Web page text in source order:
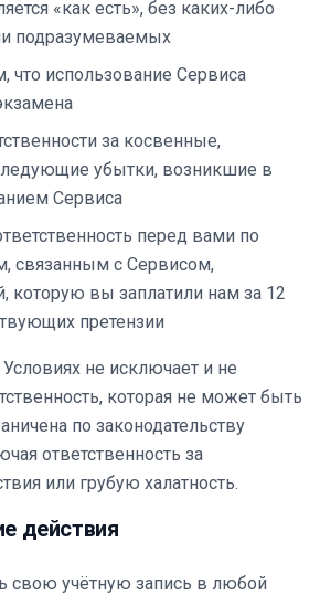
«как есть», без каких-либо
подразумеваемых
что использование Сервиса
за косвенные,
убытки, возникшие в
Сервиса
перед вами по
связанным с Сервисом,
которую вы заплатили нам за 12
претензии
не исключает и не
которая не может быть
по законодательству
ответственность за
или грубую халатность.
действия
свою учётную запись в любой